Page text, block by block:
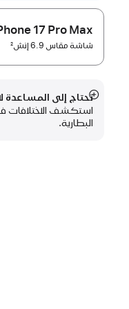
17 Pro Max
شاشة مقاس 6.9 إنش
2
تحتاج إلى المساعدة
استكشف
البطارية.
عرض
المزيد